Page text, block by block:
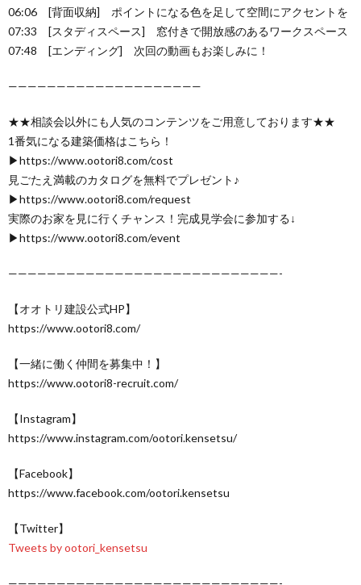
06:06 [背面収納] ポイントになる色を足して空間にアクセントを
07:33 [スタディスペース] 窓付きで開放感のあるワークスペース
07:48 [エンディング] 次回の動画もお楽しみに！
————————————————————
★★相談会以外にも人気のコンテンツをご用意しております★★
1番気になる建築価格はこちら！
▶https://www.ootori8.com/cost
見ごたえ満載のカタログを無料でプレゼント♪
▶https://www.ootori8.com/request
実際のお家を見に行くチャンス！完成見学会に参加する↓
▶https://www.ootori8.com/event
————————————————————————————-
【オオトリ建設公式HP】
https://www.ootori8.com/
【一緒に働く仲間を募集中！】
https://www.ootori8-recruit.com/
【Instagram】
https://www.instagram.com/ootori.kensetsu/
【Facebook】
https://www.facebook.com/ootori.kensetsu
【Twitter】
Tweets by ootori_kensetsu